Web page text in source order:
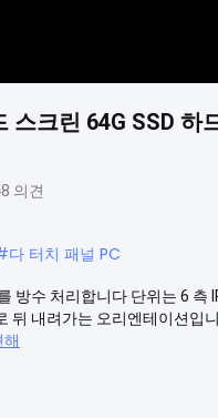
스크린 64G SSD 하
의견
다 터치 패널 PC
방수 처리합니다 단위는 6
뒤 내려가는 오리엔테이션
해